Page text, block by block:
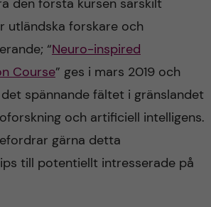
den första kursen särskilt
utländska forskare och
“Neuro-inspired
Course” ges i mars 2019 och
spännande fältet i gränslandet
och artificiell intelligens.
gärna detta
till potentiellt intresserade på